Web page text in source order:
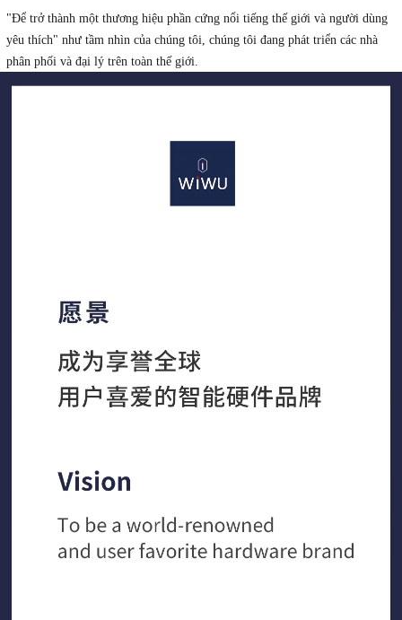
"Để trở thành một thương hiệu phần cứng nổi tiếng thế giới và người dùng
yêu thích" như tầm nhìn của chúng tôi, chúng tôi đang phát triển các nhà
phân phối và đại lý trên toàn thế giới.